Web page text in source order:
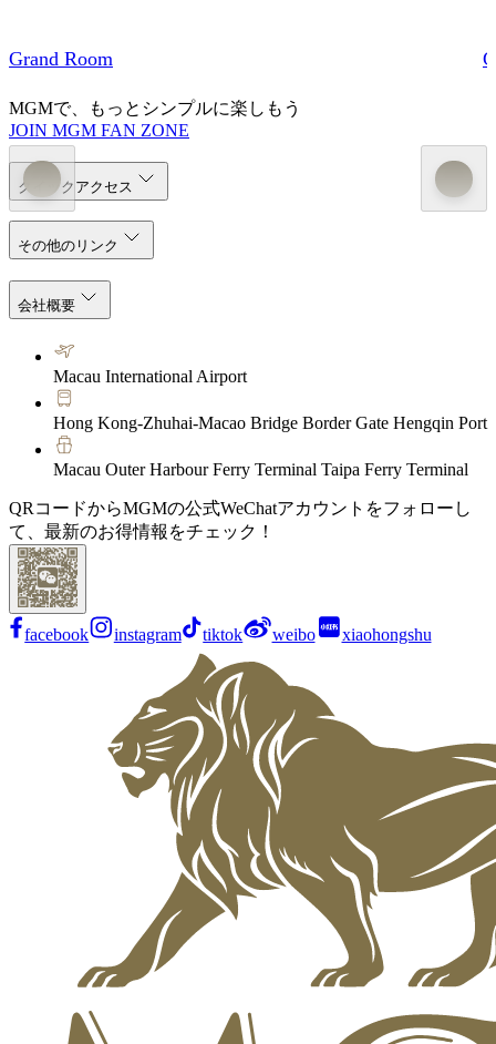
Grand Room
MGMで、もっとシンプルに楽しもう
JOIN MGM FAN ZONE
クイックアクセス
その他のリンク
会社概要
Macau International Airport
Hong Kong-Zhuhai-Macao Bridge Border Gate Hengqin Port
Macau Outer Harbour Ferry Terminal Taipa Ferry Terminal
QRコードからMGMの公式WeChatアカウントをフォローし
て、最新のお得情報をチェック！
facebook instagram tiktok weibo xiaohongshu